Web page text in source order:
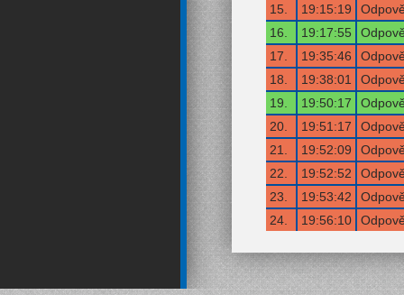
15.
19:15:19
16.
19:17:55
17.
19:35:46
18.
19:38:01
19.
19:50:17
20.
19:51:17
21.
19:52:09
22.
19:52:52
23.
19:53:42
24.
19:56:10